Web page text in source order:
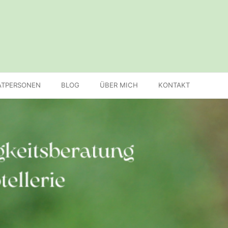
BLOG ÜBER MICH KONTAKT